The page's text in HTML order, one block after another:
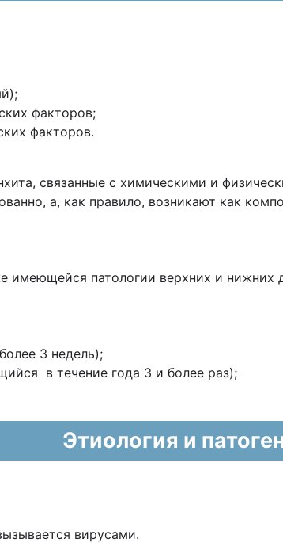
факторов;
факторов.
связанные с химическими и
а, как правило, возникают как
патологии верхних и нижних
3 недель);
в течение года 3 и более раз);
Этиология и
вирусами.